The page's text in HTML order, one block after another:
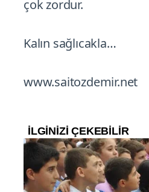
çok zordur.
Kalın sağlıcakla…
www.saitozdemir.net